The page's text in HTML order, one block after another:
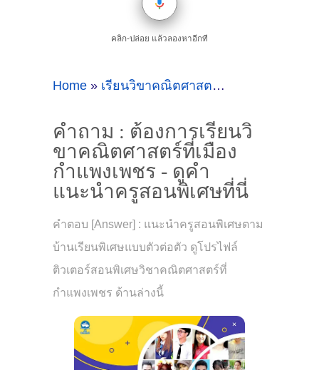
คลิก-ปล่อย แล้วลองหาอีกที
Home » เรียนวิขาคณิตศาสตร์ »
คำถาม : ต้องการเรียนวิ
ขาคณิตศาสตร์ที่เมือง
กำแพงเพชร - ดูคำ
แนะนำครูสอนพิเศษที่นี่
คำตอบ [Answer] : แนะนำครูสอนพิเศษตาม
บ้านเรียนพิเศษแบบตัวต่อตัว ดูโปรไฟล์
ติวเตอร์สอนพิเศษวิชาคณิตศาสตร์ที่
กำแพงเพชร ด้านล่างนี้